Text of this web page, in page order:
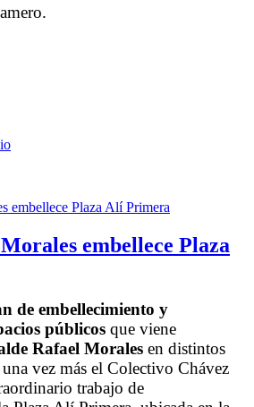
embellece Plaza
de embellecimiento y
públicos que viene
Rafael Morales en distintos
vez más el Colectivo Chávez
trabajo de